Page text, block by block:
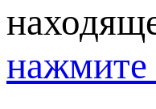
нажмите